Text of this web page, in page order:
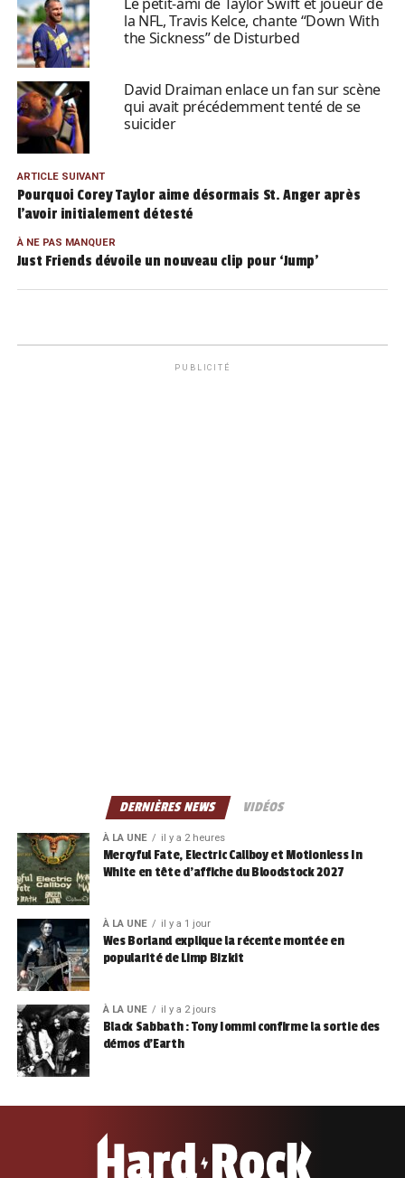
la NFL, Travis Kelce, chante “Down With
the Sickness” de Disturbed
David Draiman enlace un fan sur scène
qui avait précédemment tenté de se
suicider
ARTICLE SUIVANT
Pourquoi Corey Taylor aime désormais St. Anger après
l’avoir initialement détesté
À NE PAS MANQUER
Just Friends dévoile un nouveau clip pour ‘Jump’
PUBLICITÉ
DERNIÈRES NEWS VIDÉOS
À LA UNE il y a 2 heures
Mercyful Fate, Electric Callboy et Motionless In
White en tête d’affiche du Bloodstock 2027
À LA UNE il y a 1 jour
Wes Borland explique la récente montée en
popularité de Limp Bizkit
À LA UNE il y a 2 jours
Black Sabbath : Tony Iommi confirme la sortie des
démos d’Earth